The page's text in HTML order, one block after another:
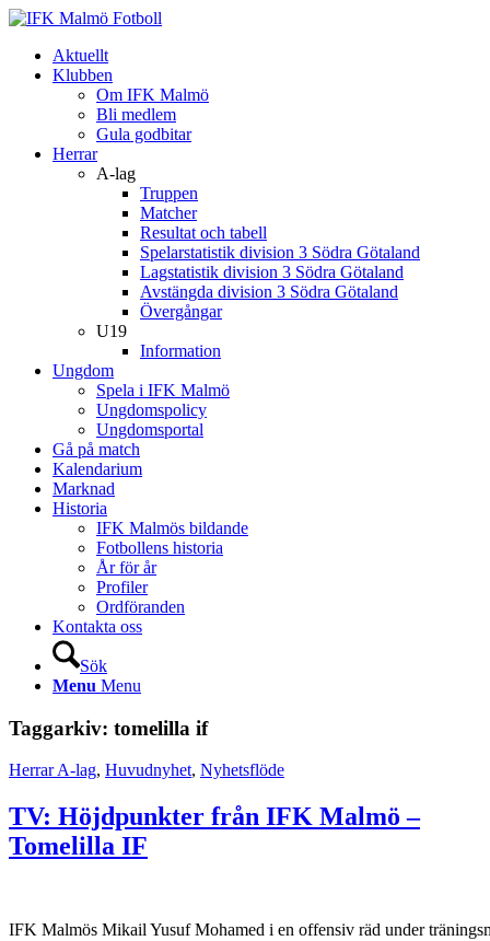
Aktuellt
Klubben
Om IFK Malmö
Bli medlem
Gula godbitar
Herrar
A-lag
Truppen
Matcher
Resultat och tabell
Spelarstatistik division 3 Södra Götaland
Lagstatistik division 3 Södra Götaland
Avstängda division 3 Södra Götaland
Övergångar
U19
Information
Ungdom
Spela i IFK Malmö
Ungdomspolicy
Ungdomsportal
Gå på match
Kalendarium
Marknad
Historia
IFK Malmös bildande
Fotbollens historia
År för år
Profiler
Ordföranden
Kontakta oss
Sök
Menu Menu
Taggarkiv: tomelilla if
Herrar A-lag, Huvudnyhet, Nyhetsflöde
TV: Höjdpunkter från IFK Malmö –
Tomelilla IF
IFK Malmös Mikail Yusuf Mohamed i en offensiv räd under